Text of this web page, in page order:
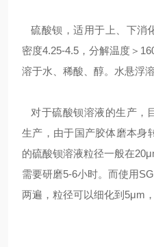
硫酸钡，适用于上、下消
密度4.25-4.5，分解温度＞
溶于水、稀酸、醇。水悬浮
对于硫酸钡溶液的生产，
生产，由于国产胶体磨本身
的硫酸钡溶液粒径一般在
需要研磨5-6小时。而使用
两遍，粒径可以细化到5μm